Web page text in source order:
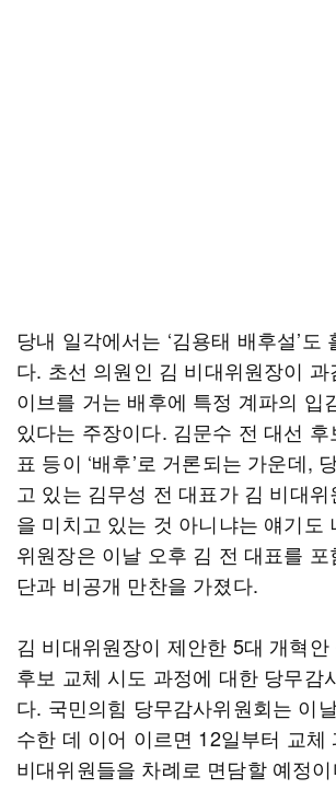
당내 일각에서는 ‘김용태 배후설’도
다. 초선 의원인 김 비대위원장이
이브를 거는 배후에 특정 계파의 입
있다는 주장이다. 김문수 전 대선
표 등이 ‘배후’로 거론되는 가운데,
고 있는 김무성 전 대표가 김 비대
을 미치고 있는 것 아니냐는 얘기도
위원장은 이날 오후 김 전 대표를
단과 비공개 만찬을 가졌다.
김 비대위원장이 제안한 5대 개혁안
후보 교체 시도 과정에 대한 당무감
다. 국민의힘 당무감사위원회는 이
수한 데 이어 이르면 12일부터 교체
비대위원들을 차례로 면담할 예정